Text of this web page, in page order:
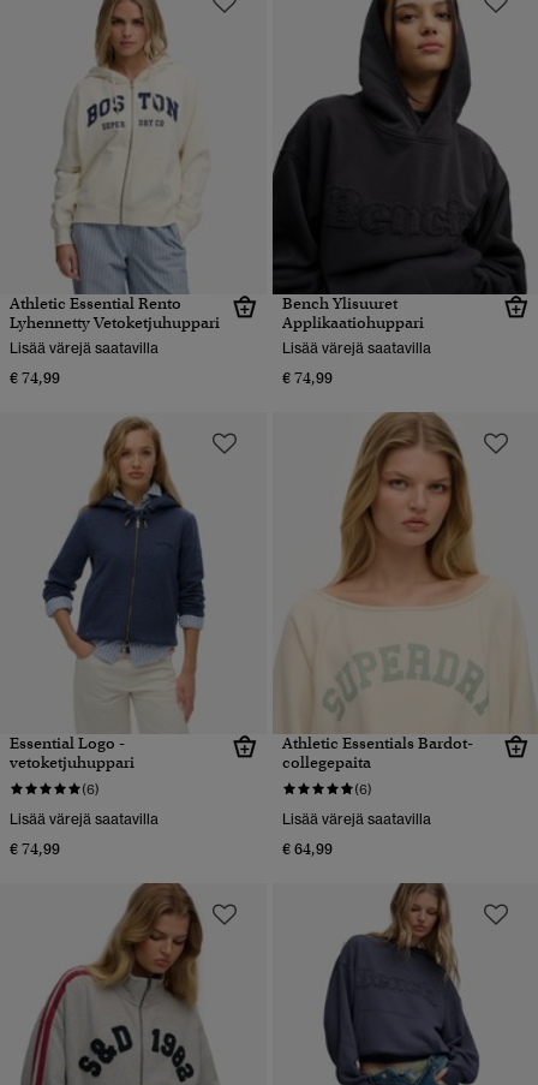
Athletic Essential Rento
Lyhennetty Vetoketjuhuppari
Lisää värejä saatavilla
€ 74,99
Bench Ylisuuret
Applikaatiohuppari
Lisää värejä saatavilla
€ 74,99
Essential Logo -
vetoketjuhuppari
(6)
Lisää värejä saatavilla
€ 74,99
Athletic Essentials Bardot-
collegepaita
(6)
Lisää värejä saatavilla
€ 64,99